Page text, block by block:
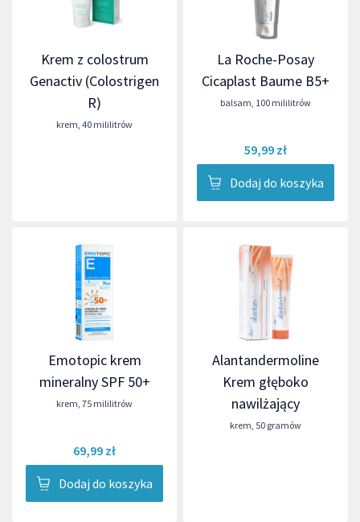
Krem z colostrum
Genactiv (Colostrigen
R)
krem, 40 mililitrów
La Roche-Posay
Cicaplast Baume B5+
balsam, 100 mililitrów
59,99 zł
Dodaj do koszyka
Emotopic krem
mineralny SPF 50+
krem, 75 mililitrów
69,99 zł
Dodaj do koszyka
Alantandermoline
Krem głęboko
nawilżający
krem, 50 gramów